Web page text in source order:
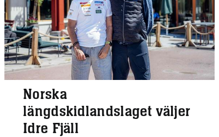
Norska
längdskidlandslaget väljer
Idre Fjäll